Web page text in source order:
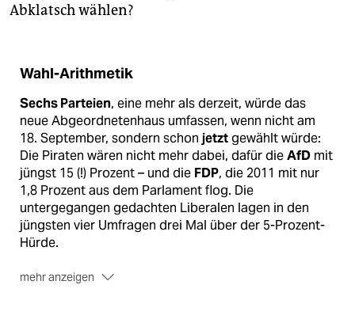
Abklatsch wählen?
Wahl-Arithmetik
Sechs Parteien, eine mehr als derzeit, würde das
neue Abgeordnetenhaus umfassen, wenn nicht am
18. September, sondern schon jetztgewählt würde:
Die Piraten wären nicht mehr dabei, dafür dieAfD mit
jüngst 15 (!) Prozent – und die FDP, die 2011 mit nur
1,8 Prozent aus dem Parlament flog. Die
untergegangen gedachten Liberalen lagen in den
jüngsten vier Umfragen drei Mal über der 5-Prozent-
Hürde.
mehr anzeigen